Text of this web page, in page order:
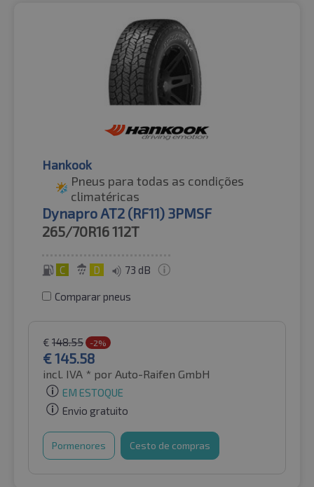
Hankook
Pneus para todas as condições
climatéricas
Dynapro AT2 (RF11) 3PMSF
265/70R16112T
C D 73 dB
Comparar pneus
€ 148.55 -2%
€145.58
incl. IVA * por Auto-Raifen GmbH
EM ESTOQUE
Envio gratuito
Pormenores Cesto de compras